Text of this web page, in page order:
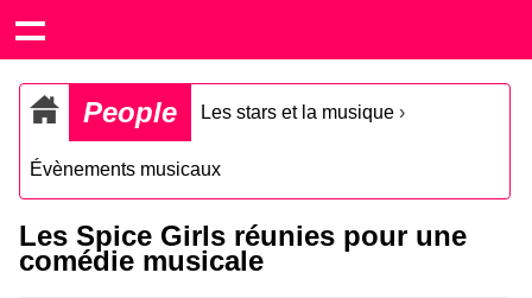
People Les stars et la musique ›
Évènements musicaux
Les Spice Girls réunies pour une
comédie musicale